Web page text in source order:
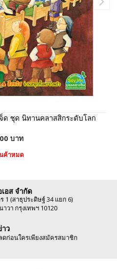
ด ชุด นิทานคลาสสิกระดับโลก
บาท
ค้าหมด
อส จำกัด
1 (สาธุประดิษฐ์ 34 แยก 6)
วา กรุงเทพฯ 10120
ว
ก่อนใครเพียงสมัครสมาชิก